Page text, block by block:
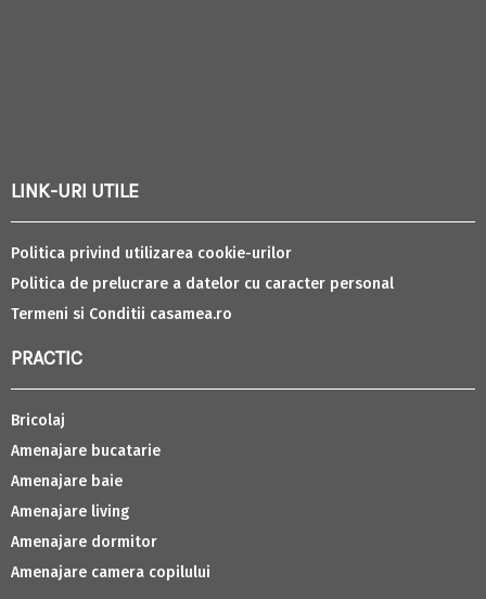
LINK-URI UTILE
Politica privind utilizarea cookie-urilor
Politica de prelucrare a datelor cu caracter personal
Termeni si Conditii casamea.ro
PRACTIC
Bricolaj
Amenajare bucatarie
Amenajare baie
Amenajare living
Amenajare dormitor
Amenajare camera copilului